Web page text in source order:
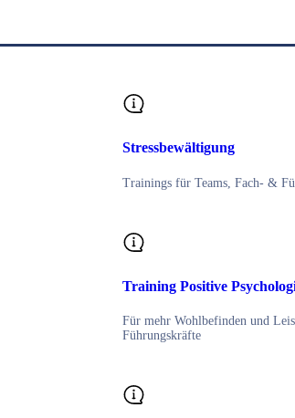
Stressbewältigung
Trainings für Teams, Fach- &
Training Positive
Für mehr Wohlbefinden und
Führungskräfte